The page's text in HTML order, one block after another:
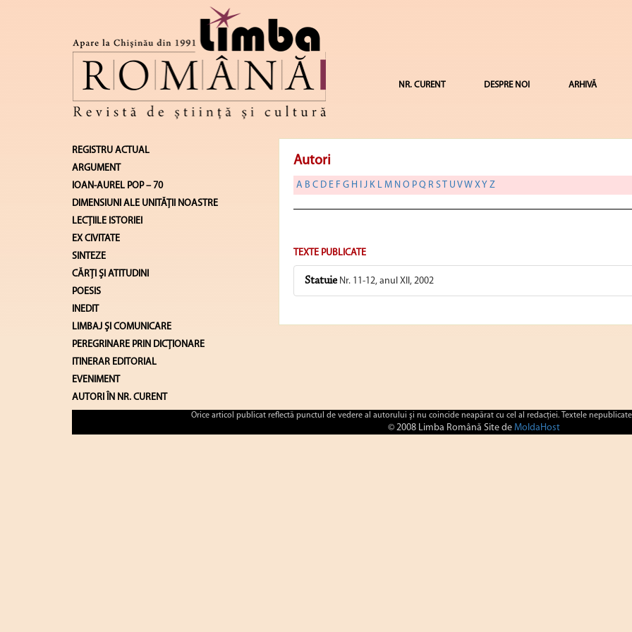
NR. CURENT DESPRE NOI ARHIVĂ
REGISTRU ACTUAL
ARGUMENT
IOAN-AUREL POP – 70
DIMENSIUNI ALE UNITĂŢII NOASTRE
LECŢIILE ISTORIEI
EX CIVITATE
SINTEZE
CĂRŢI ŞI ATITUDINI
POESIS
INEDIT
LIMBAJ ŞI COMUNICARE
PEREGRINARE PRIN DICȚIONARE
ITINERAR EDITORIAL
EVENIMENT
AUTORI ÎN NR. CURENT
Autori
A B C D E F G H J K L M N O P Q R ST U VW XY Z
TEXTE PUBLICATE
StatuieNr. 11-12, anul XII, 2002
Orice articol publicat reflectă punctul de vedere al autorului şi nu coincide neapărat cu cel al redacţiei. Textele
© 2008 Limba Română Site de MoldaHost